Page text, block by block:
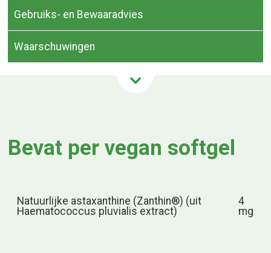
Gebruiks- en Bewaaradvies
Waarschuwingen
Bevat per vegan softgel
Natuurlijke astaxanthine (Zanthin®) (uit
Haematococcus pluvialis extract)
4
mg